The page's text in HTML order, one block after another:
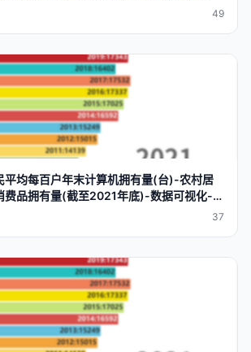
49
平均每百户年末计算机拥有量(台)-农村居
费品拥有量(截至2021年底)-数据可视化-
37